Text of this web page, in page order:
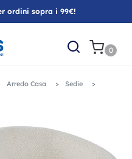
ordini sopra i 99€!
0
Arredo Casa Sedie